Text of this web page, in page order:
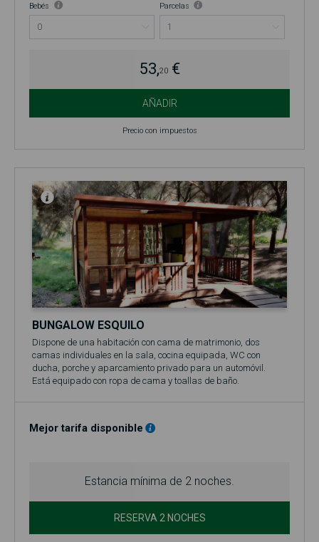
Bebés Parcelas
53,20€
AÑADIR
Precio con impuestos
BUNGALOW ESQUILO
Dispone de una habitación con cama de matrimonio, dos
camas individuales en la sala, cocina equipada, WC con
ducha, porche y aparcamiento privado para un automóvil.
Está equipado con ropa de cama y toallas de baño.
No se admiten mascotas en el bungalow.
Mejor tarifa disponible
Estancia mínima de 2 noches.
RESERVA 2 NOCHES